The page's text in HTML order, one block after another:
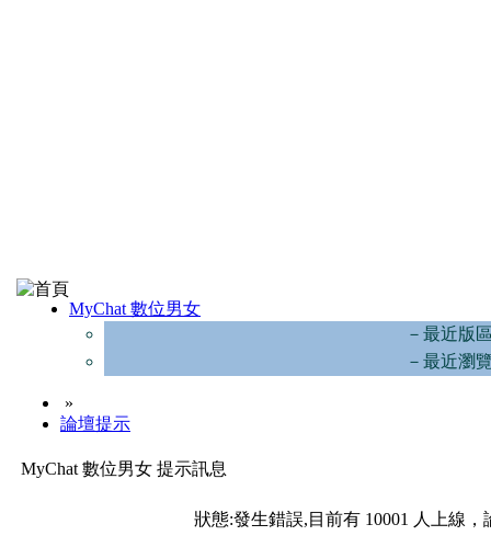
MyChat 數位男女
－最近版
－最近瀏
»
論壇提示
MyChat 數位男女 提示訊息
狀態:發生錯誤,目前有 10001 人上線